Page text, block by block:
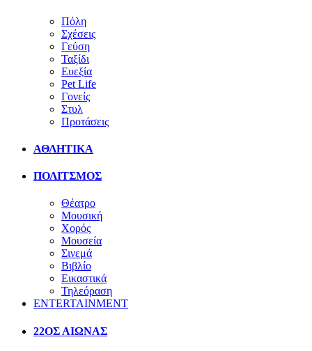
Πόλη
Σχέσεις
Γεύση
Ταξίδι
Ευεξία
Pet Life
Γονείς
Στυλ
Προτάσεις
ΑΘΛΗΤΙΚΑ
ΠΟΛΙΤΣΜΟΣ
Θέατρο
Μουσική
Χορός
Μουσεία
Σινεμά
Βιβλίο
Εικαστικά
Τηλεόραση
ENTERTAINMENT
22ΟΣ ΑΙΩΝΑΣ